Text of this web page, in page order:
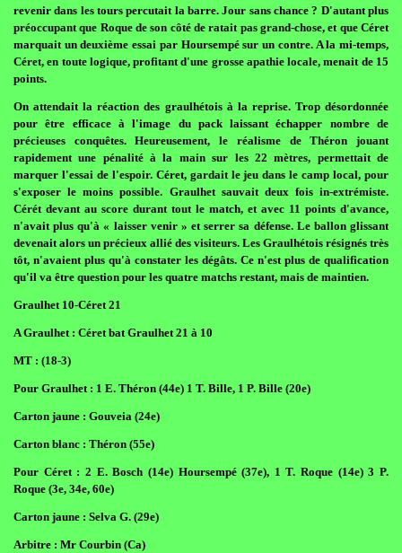
revenir dans les tours percutait la barre. Jour sans chance ? D'autant plus
préoccupant que Roque de son côté de ratait pas grand-chose, et que Céret
marquait un deuxième essai par Hoursempé sur un contre. A la mi-temps,
Céret, en toute logique, profitant d'une grosse apathie locale, menait de 15
points.
On attendait la réaction des graulhétois à la reprise. Trop désordonnée
pour être efficace à l'image du pack laissant échapper nombre de
précieuses conquêtes. Heureusement, le réalisme de Théron jouant
rapidement une pénalité à la main sur les 22 mètres, permettait de
marquer l'essai de l'espoir. Céret, gardait le jeu dans le camp local, pour
s'exposer le moins possible. Graulhet sauvait deux fois in-extrémiste.
Cérét devant au score durant tout le match, et avec 11 points d'avance,
n'avait plus qu'à « laisser venir » et serrer sa défense. Le ballon glissant
devenait alors un précieux allié des visiteurs. Les Graulhétois résignés très
tôt, n'avaient plus qu'à constater les dégâts. Ce n'est plus de qualification
qu'il va être question pour les quatre matchs restant, mais de maintien.
Graulhet 10-Céret 21
A Graulhet : Céret bat Graulhet 21 à 10
MT : (18-3)
Pour Graulhet : 1 E. Théron (44e) 1 T. Bille, 1 P. Bille (20e)
Carton jaune : Gouveia (24e)
Carton blanc : Théron (55e)
Pour Céret : 2 E. Bosch (14e) Hoursempé (37e), 1 T. Roque (14e) 3 P.
Roque (3e, 34e, 60e)
Carton jaune : Selva G. (29e)
Arbitre : Mr Courbin (Ca)